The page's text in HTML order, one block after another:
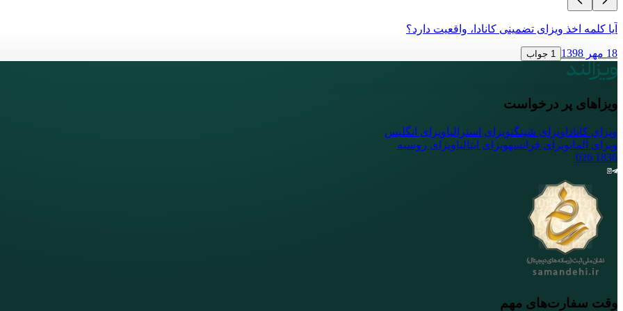
آیا کلمه اخذ ویزای تضمینی کانادا، واقعیت دارد؟
18 مهر 1398 1 جواب
ویزاهای پر درخواست
ویزای کانادا ویزای شینگنویزای استرالیاویزای انگلیس
ویزای آلمانویزای فرانسهویزای ایتالیاویزای روسیه
1836
وقت سفارت‌های مهم